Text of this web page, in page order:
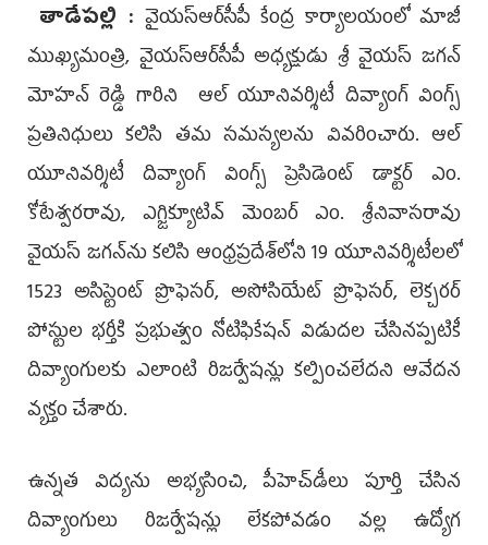
తాడేపల్లి : వైయ‌స్ఆర్‌సీపీ కేంద్ర కార్యాలయంలో మాజీ
ముఖ్యమంత్రి, వైయ‌స్ఆర్‌సీపీ అధ్యక్షుడు శ్రీ వైయ‌స్ జ‌గ‌న్
మోహ‌న్ రెడ్డి గారిని ఆల్ యూనివర్శిటీ దివ్యాంగ్ వింగ్స్
ప్రతినిధులు కలిసి తమ సమస్యలను వివరించారు. ఆల్
యూనివర్శిటీ దివ్యాంగ్ వింగ్స్ ప్రెసిడెంట్ డాక్టర్ ఎం.
కోటేశ్వరరావు, ఎగ్జిక్యూటివ్ మెంబర్ ఎం. శ్రీనివాసరావు
వైయస్ జగన్‌ను కలిసి ఆంధ్రప్రదేశ్‌లోని 19 యూనివర్శిటీలలో
1523 అసిస్టెంట్ ప్రొఫెసర్, అసోసియేట్ ప్రొఫెసర్, లెక్చరర్
పోస్టుల భర్తీకి ప్రభుత్వం నోటిఫికేషన్ విడుదల చేసినప్పటికీ
దివ్యాంగులకు ఎలాంటి రిజర్వేషన్లు కల్పించలేదని ఆవేదన
వ్యక్తం చేశారు.
ఉన్నత విద్యను అభ్యసించి, పీహెచ్‌డీలు పూర్తి చేసిన
దివ్యాంగులు రిజర్వేషన్లు లేకపోవడం వల్ల ఉద్యోగ